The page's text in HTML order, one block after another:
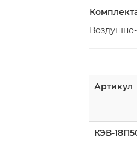
Артикул
КЭВ-